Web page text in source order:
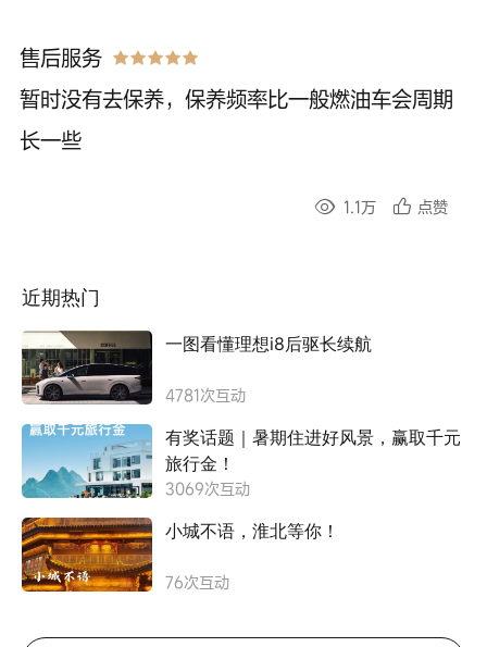
售后服务
暂时没有去保养，保养频率比一般燃油车会周期
长一些
1.1万 点赞
近期热门
一图看懂理想i8后驱长续航
4781次互动
有奖话题｜暑期住进好风景，赢取千元
旅行金！
3069次互动
小城不语，淮北等你！
76次互动